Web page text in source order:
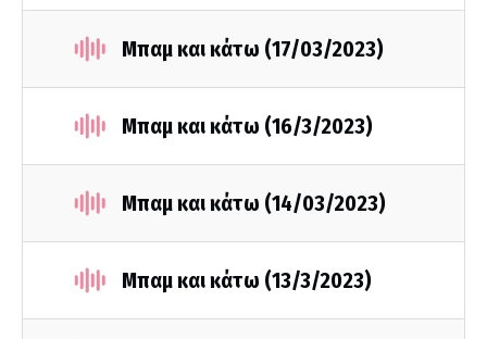
Μπαμ και κάτω (17/03/2023)
Μπαμ και κάτω (16/3/2023)
Μπαμ και κάτω (14/03/2023)
Μπαμ και κάτω (13/3/2023)